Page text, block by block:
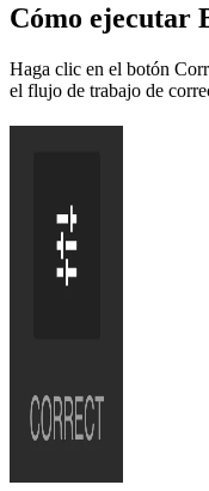
Cómo ejecutar
Haga clic en el botón
el flujo de trabajo de